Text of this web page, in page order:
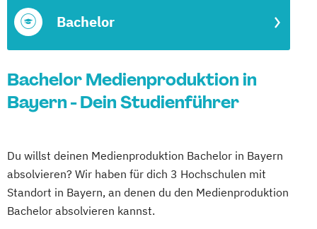
Bachelor
Bachelor Medienproduktion in
Bayern - Dein Studienführer
Du willst deinen Medienproduktion Bachelor in Bayern
absolvieren? Wir haben für dich 3 Hochschulen mit
Standort in Bayern, an denen du den Medienproduktion
Bachelor absolvieren kannst.